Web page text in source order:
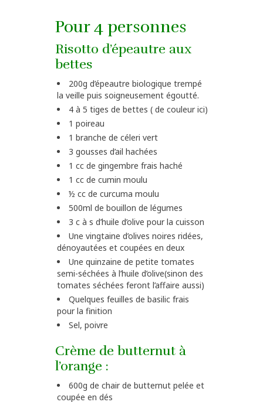
Pour 4 personnes
Risotto d’épeautre aux
bettes
200g d’épeautre biologique trempé
la veille puis soigneusement égoutté.
4 à 5 tiges de bettes ( de couleur ici)
1 poireau
1 branche de céleri vert
3 gousses d’ail hachées
1 cc de gingembre frais haché
1 cc de cumin moulu
½ cc de curcuma moulu
500ml de bouillon de légumes
3 c à s d’huile d’olive pour la cuisson
Une vingtaine d’olives noires ridées,
dénoyautées et coupées en deux
Une quinzaine de petite tomates
semi-séchées à l’huile d’olive(sinon des
tomates séchées feront l’affaire aussi)
Quelques feuilles de basilic frais
pour la finition
Sel, poivre
Crème de butternut à
l’orange :
600g de chair de butternut pelée et
coupée en dés